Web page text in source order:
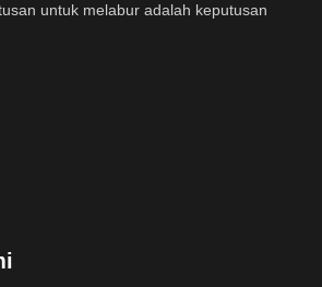
untuk melabur adalah keputusan